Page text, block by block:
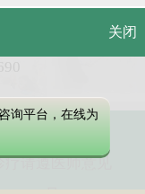
解放大道479号
癜风医院
请遵医师意见
关闭
询平台，在线为